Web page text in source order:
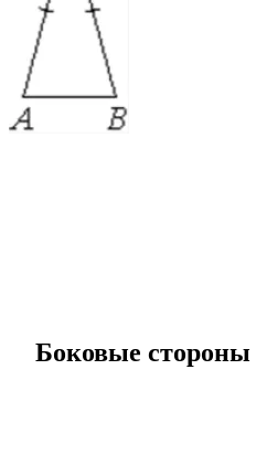
Боковые стороны